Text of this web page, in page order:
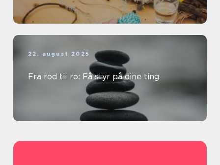
22. august 2025
Fra rod til ro: Få styr på dine ting